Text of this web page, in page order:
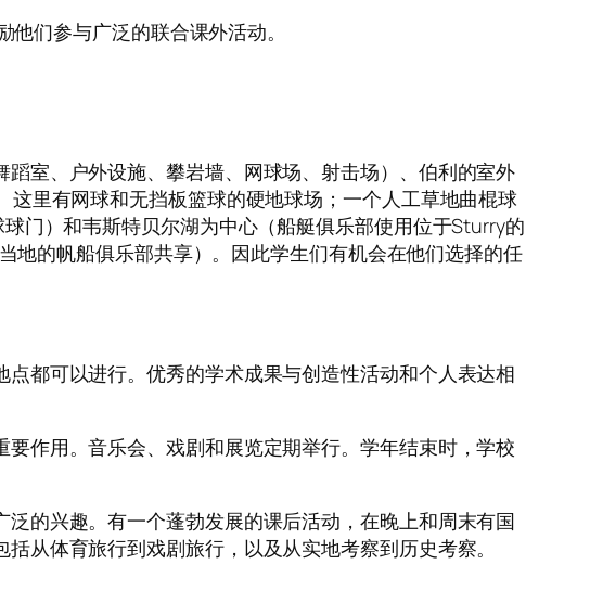
们参与广泛的联合课外活动。
室、户外设施、攀岩墙、网球场、射击场）、伯利的室外
里有网球和无挡板篮球的硬地球场；一个人工草地曲棍球
门）和韦斯特贝尔湖为中心（船艇俱乐部使用位于Sturry的
地的帆船俱乐部共享）。因此学生们有机会在他们选择的任
都可以进行。优秀的学术成果与创造性活动和个人表达相
作用。音乐会、戏剧和展览定期举行。学年结束时，学校
的兴趣。有一个蓬勃发展的课后活动，在晚上和周末有国
从体育旅行到戏剧旅行，以及从实地考察到历史考察。